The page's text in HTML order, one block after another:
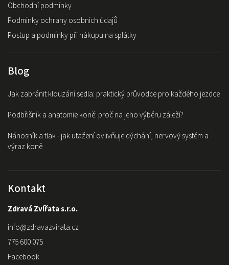
Obchodní podmínky
Podmínky ochrany osobních údajů
Postup a podmínky při nákupu na splátky
Blog
Jak zabránit klouzání sedla: praktický průvodce pro každého jezdce
Podbřišník a anatomie koně: proč na jeho výběru záleží?
Nánosník a tlak - jak utažení ovlivňuje dýchání, nervový systém a
výraz koně
Kontakt
Zdravá Zvířata s.r.o.
info@zdravazvirata.cz
775 600 075
Facebook